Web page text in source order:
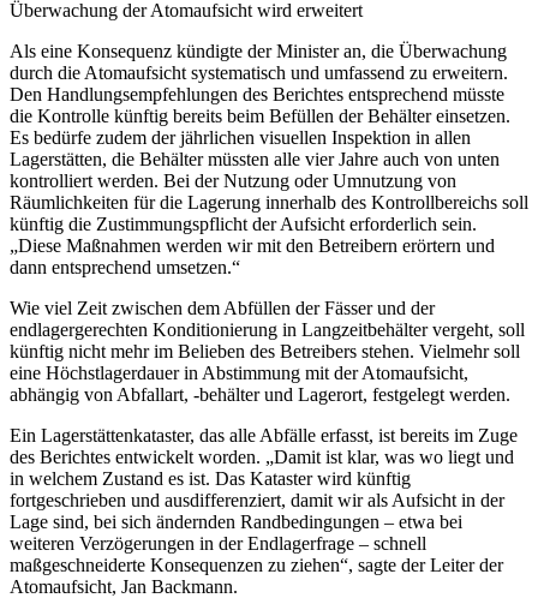
Überwachung der Atomaufsicht wird erweitert
Als eine Konsequenz kündigte der Minister an, die Überwachung
durch die Atomaufsicht systematisch und umfassend zu erweitern.
Den Handlungsempfehlungen des Berichtes entsprechend müsste
die Kontrolle künftig bereits beim Befüllen der Behälter einsetzen.
Es bedürfe zudem der jährlichen visuellen Inspektion in allen
Lagerstätten, die Behälter müssten alle vier Jahre auch von unten
kontrolliert werden. Bei der Nutzung oder Umnutzung von
Räumlichkeiten für die Lagerung innerhalb des Kontrollbereichs soll
künftig die Zustimmungspflicht der Aufsicht erforderlich sein.
„Diese Maßnahmen werden wir mit den Betreibern erörtern und
dann entsprechend umsetzen.“
Wie viel Zeit zwischen dem Abfüllen der Fässer und der
endlagergerechten Konditionierung in Langzeitbehälter vergeht, soll
künftig nicht mehr im Belieben des Betreibers stehen. Vielmehr soll
eine Höchstlagerdauer in Abstimmung mit der Atomaufsicht,
abhängig von Abfallart, -behälter und Lagerort, festgelegt werden.
Ein Lagerstättenkataster, das alle Abfälle erfasst, ist bereits im Zuge
des Berichtes entwickelt worden. „Damit ist klar, was wo liegt und
in welchem Zustand es ist. Das Kataster wird künftig
fortgeschrieben und ausdifferenziert, damit wir als Aufsicht in der
Lage sind, bei sich ändernden Randbedingungen – etwa bei
weiteren Verzögerungen in der Endlagerfrage – schnell
maßgeschneiderte Konsequenzen zu ziehen“, sagte der Leiter der
Atomaufsicht, Jan Backmann.